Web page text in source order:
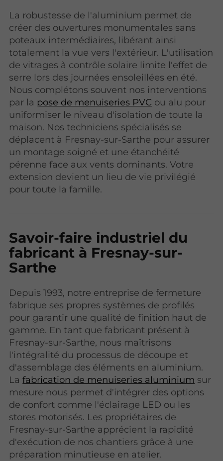
La robustesse de l'aluminium permet de
créer des ouvertures monumentales sans
poteaux intermédiaires, libérant ainsi
totalement la vue vers l'extérieur. L'utilisation
de vitrages à contrôle solaire limite l'effet de
serre lors des journées ensoleillées en été.
Nous complétons souvent nos interventions
par la pose de menuiseries PVC ou alu pour
uniformiser le niveau d'isolation de toute la
maison. Nos techniciens spécialisés se
déplacent à Fresnay-sur-Sarthe pour assurer
un montage soigné et une étanchéité
pérenne face aux vents dominants. Votre
extension devient un lieu de vie privilégié
pour toute la famille.
Savoir-faire industriel du
fabricant à Fresnay-sur-
Sarthe
Depuis 1993, notre entreprise de fermeture
fabrique ses propres systèmes de profilés
pour garantir une qualité de finition haut de
gamme. En tant que fabricant présent à
Fresnay-sur-Sarthe, nous maîtrisons
l'intégralité du processus de découpe et
d'assemblage des éléments en aluminium.
Lafabrication de menuiseries aluminium sur
mesure nous permet d'intégrer des options
de confort comme l'éclairage LED ou les
stores motorisés. Les propriétaires de
Fresnay-sur-Sarthe apprécient la rapidité
d'exécution de nos chantiers grâce à une
préparation minutieuse en atelier.